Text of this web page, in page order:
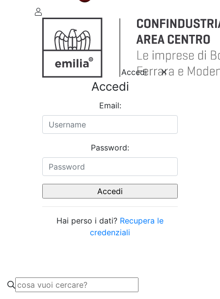
Accedi
Accedi
Email:
Password:
Hai perso i dati? Recupera le
credenziali